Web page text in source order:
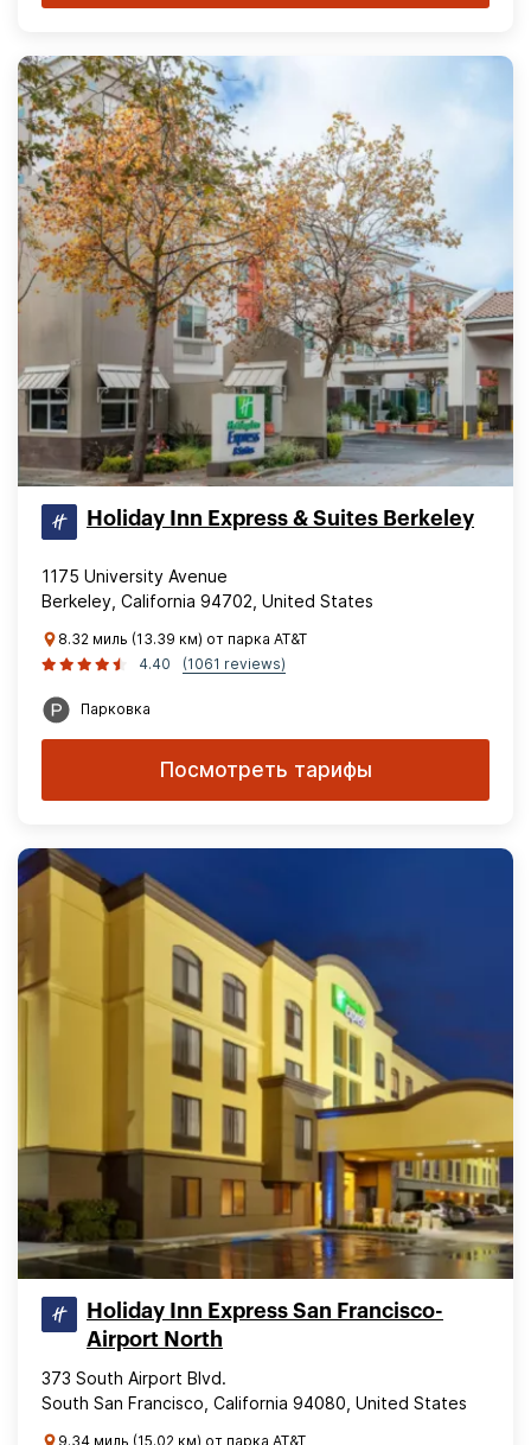
Holiday Inn Express & Suites Berkeley
1175 University Avenue
Berkeley, California 94702, United States
8.32 миль (13.39 км) от парка AT&T
4.40
(1061 reviews)
Парковка
Посмотреть тарифы
Holiday Inn Express San Francisco-
Airport North
373 South Airport Blvd.
South San Francisco, California 94080, United States
9.34 миль (15.02 км) от парка AT&T